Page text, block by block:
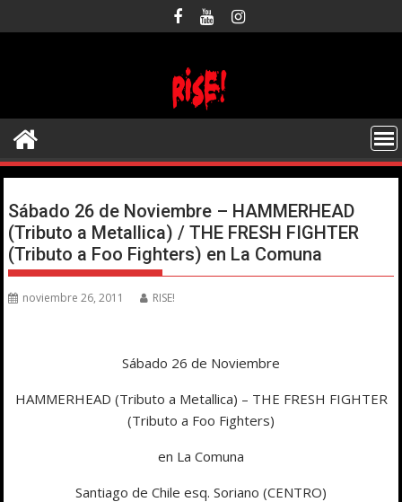
al
Sábado 26 de Noviembre – HAMMERHEAD
(Tributo a Metallica) / THE FRESH FIGHTER
(Tributo a Foo Fighters) en La Comuna
noviembre 26, 2011 RISE!
Sábado 26 de Noviembre
HAMMERHEAD (Tributo a Metallica) – THE FRESH FIGHTER
(Tributo a Foo Fighters)
en La Comuna
Santiago de Chile esq. Soriano (CENTRO)